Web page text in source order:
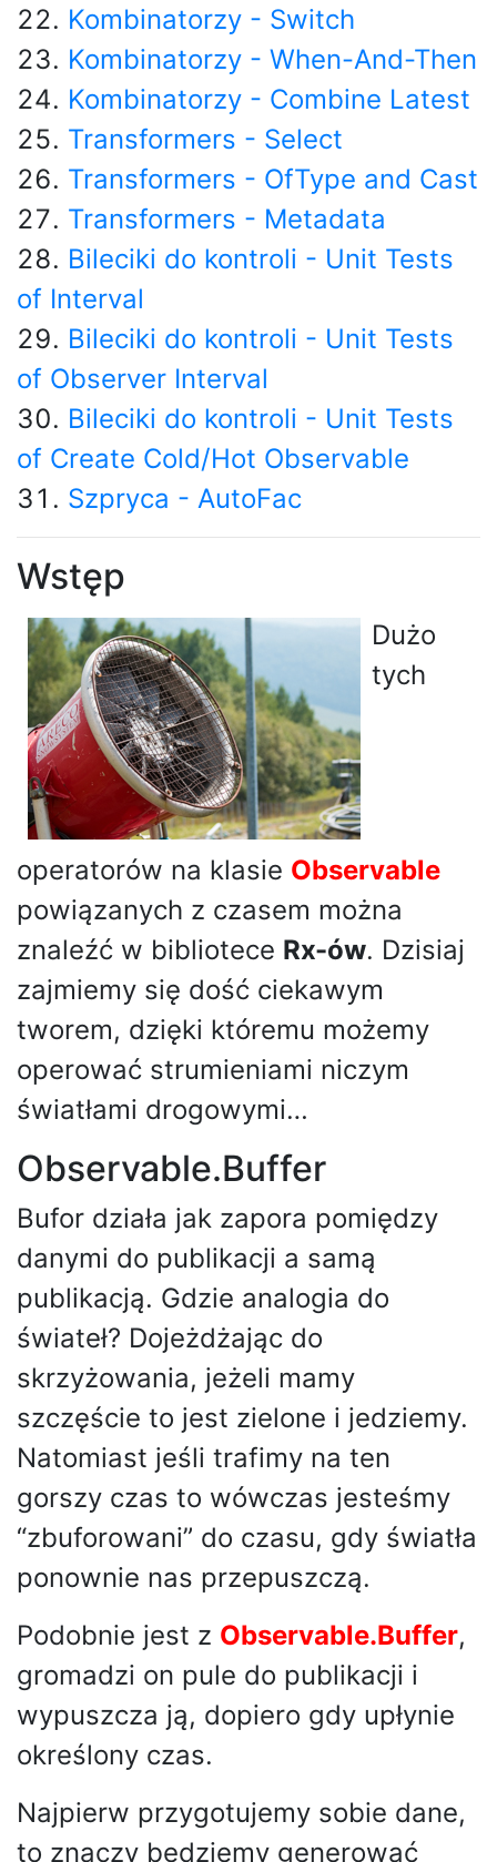
Kombinatorzy - Switch
Kombinatorzy - When-And-Then
Kombinatorzy - Combine Latest
Transformers - Select
Transformers - OfType and Cast
Transformers - Metadata
Bileciki do kontroli - Unit Tests
of Interval
Bileciki do kontroli - Unit Tests
of Observer Interval
Bileciki do kontroli - Unit Tests
of Create Cold/Hot Observable
Szpryca - AutoFac
Wstęp
Dużo
tych
operatorów na klasie Observable
powiązanych z czasem można
znaleźć w bibliotece Rx-ów. Dzisiaj
zajmiemy się dość ciekawym
tworem, dzięki któremu możemy
operować strumieniami niczym
światłami drogowymi…
Observable.Buffer
Bufor działa jak zapora pomiędzy
danymi do publikacji a samą
publikacją. Gdzie analogia do
świateł? Dojeżdżając do
skrzyżowania, jeżeli mamy
szczęście to jest zielone i jedziemy.
Natomiast jeśli trafimy na ten
gorszy czas to wówczas jesteśmy
“zbuforowani” do czasu, gdy światła
ponownie nas przepuszczą.
Podobnie jest z Observable.Buffer,
gromadzi on pule do publikacji i
wypuszcza ją, dopiero gdy upłynie
określony czas.
Najpierw przygotujemy sobie dane,
to znaczy będziemy generować